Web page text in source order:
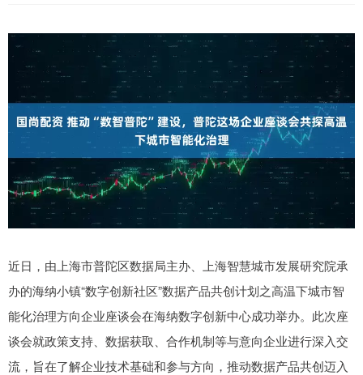
近日，由上海市普陀区数据局主办、上海智慧城市发展研究院承
办的海纳小镇“数字创新社区”数据产品共创计划之高温下城市智
能化治理方向企业座谈会在海纳数字创新中心成功举办。此次座
谈会就政策支持、数据获取、合作机制等与意向企业进行深入交
流，旨在了解企业技术基础和参与方向，推动数据产品共创迈入